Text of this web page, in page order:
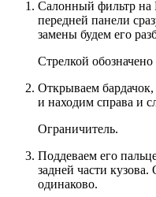
Салонный фильтр на
передней панели
замены будем его
Стрелкой
Открываем
и находим справа и
Ограничитель.
Поддеваем его
задней части
одинаково.